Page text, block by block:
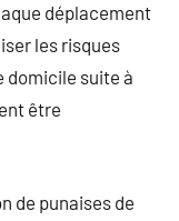
déplacement
les risques
domicile suite à
être
de punaises de